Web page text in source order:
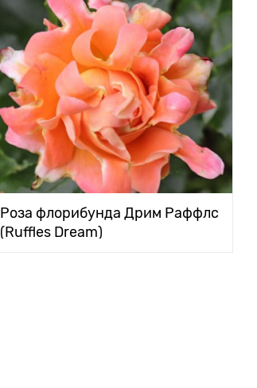
Роза флорибунда Дрим Раффлс
(Ruffles Dream)